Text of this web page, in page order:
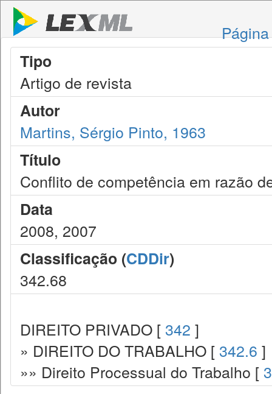
Tipo
Artigo de revista
Autor
Martins, Sérgio Pinto, 1963
Título
Conflito de competência em razão
Data
2008, 2007
Classificação (CDDir)
342.68
DIREITO PRIVADO [ 342 ]
» DIREITO DO TRABALHO [ 342.6 ]
»» Direito Processual do Trabalho [